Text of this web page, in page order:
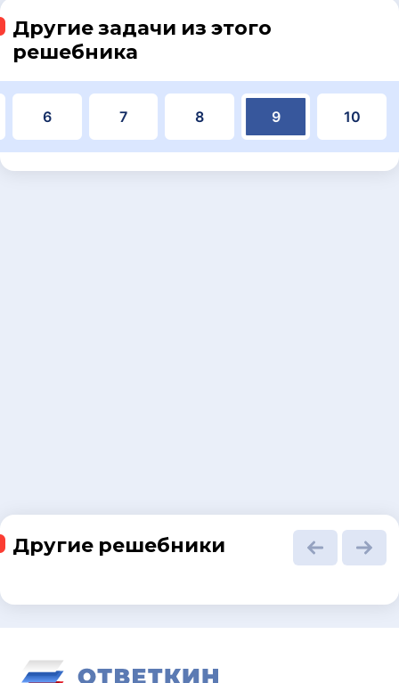
Другие задачи из этого
решебника
6 7 8 9 10
Другие решебники